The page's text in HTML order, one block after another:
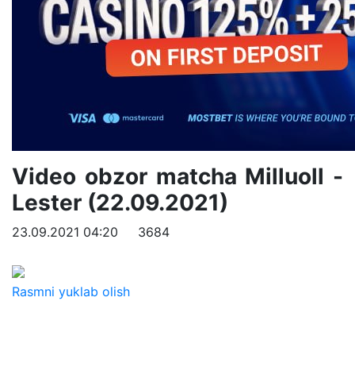
Video obzor matcha Milluoll -
Lester (22.09.2021)
23.09.2021 04:20 3684
Rasmni yuklab olish